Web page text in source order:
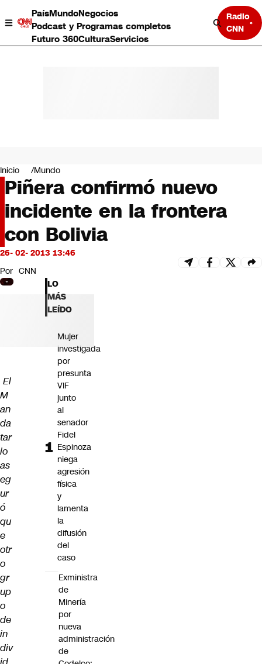
PaísMundoNegocios
Podcast y Programas completos
Futuro 360CulturaServicios
Radio
CNN
Negocios
Deportes
Programas completos
Cultura
Servicios
Bits
CNN tiempo
Futuro 360
Opinión
Inicio Mundo
Piñera confirmó nuevo
incidente en la frontera
con Bolivia
26- 02- 2013 13:46
Por CNN
El
M
an
da
tar
io
as
eg
ur
ó
qu
e
otr
o
gr
up
o
de
in
div
LO
MÁS
LEÍDO
Mujer
investigada
por
presunta
VIF
junto
al
senador
Fidel
Espinoza
niega
agresión
física
y
lamenta
la
difusión
del
caso
Exministra
de
Minería
por
nueva
administración
de